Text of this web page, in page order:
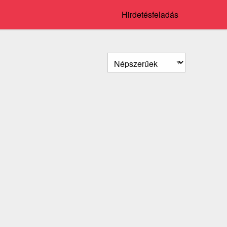
Hirdetésfeladás